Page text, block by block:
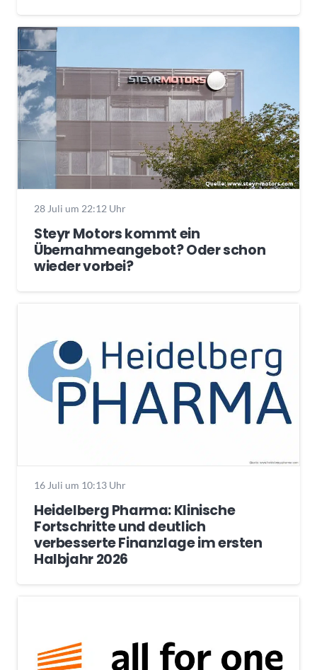
28 Juli um 22:12 Uhr
Steyr Motors kommt ein
Übernahmeangebot? Oder schon
wieder vorbei?
16 Juli um 10:13 Uhr
Heidelberg Pharma: Klinische
Fortschritte und deutlich
verbesserte Finanzlage im ersten
Halbjahr 2026